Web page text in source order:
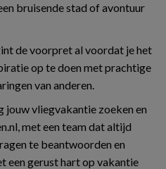
bruisende stad of avontuur
de voorpret al voordat je het
op te doen met prachtige
van anderen.
jouw vliegvakantie zoeken en
met een team dat altijd
te beantwoorden en
een gerust hart op vakantie